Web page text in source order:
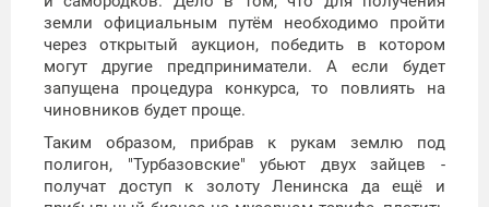
земли официальным путём необходимо пройти
через открытый аукцион, победить в котором
могут другие предприниматели. А если будет
запущена процедура конкурса, то повлиять на
чиновников будет проще.
Таким образом, прибрав к рукам землю под
полигон, "Турбазовские" убьют двух зайцев -
получат доступ к золоту Ленинска да ещё и